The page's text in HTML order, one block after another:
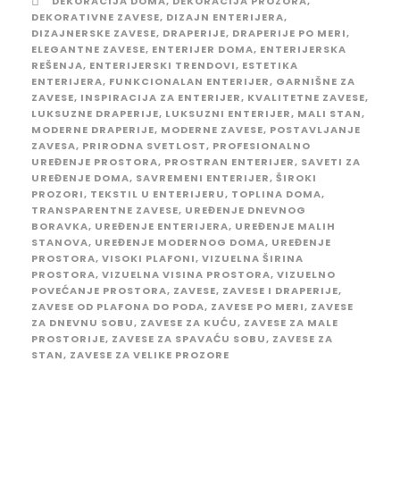
DEKORATIVNE ZAVESE, DIZAJN ENTERIJERA,
DIZAJNERSKE ZAVESE, DRAPERIJE, DRAPERIJE PO MERI,
ELEGANTNE ZAVESE, ENTERIJER DOMA, ENTERIJERSKA
REŠENJA, ENTERIJERSKI TRENDOVI, ESTETIKA
ENTERIJERA, FUNKCIONALAN ENTERIJER, GARNIŠNE ZA
ZAVESE, INSPIRACIJA ZA ENTERIJER, KVALITETNE ZAVESE,
LUKSUZNE DRAPERIJE, LUKSUZNI ENTERIJER, MALI STAN,
MODERNE DRAPERIJE, MODERNE ZAVESE, POSTAVLJANJE
ZAVESA, PRIRODNA SVETLOST, PROFESIONALNO
UREĐENJE PROSTORA, PROSTRAN ENTERIJER, SAVETI ZA
UREĐENJE DOMA, SAVREMENI ENTERIJER, ŠIROKI
PROZORI, TEKSTIL U ENTERIJERU, TOPLINA DOMA,
TRANSPARENTNE ZAVESE, UREĐENJE DNEVNOG
BORAVKA, UREĐENJE ENTERIJERA, UREĐENJE MALIH
STANOVA, UREĐENJE MODERNOG DOMA, UREĐENJE
PROSTORA, VISOKI PLAFONI, VIZUELNA ŠIRINA
PROSTORA, VIZUELNA VISINA PROSTORA, VIZUELNO
POVEĆANJE PROSTORA, ZAVESE, ZAVESE I DRAPERIJE,
ZAVESE OD PLAFONA DO PODA, ZAVESE PO MERI, ZAVESE
ZA DNEVNU SOBU, ZAVESE ZA KUĆU, ZAVESE ZA MALE
PROSTORIJE, ZAVESE ZA SPAVAĆU SOBU, ZAVESE ZA
STAN, ZAVESE ZA VELIKE PROZORE